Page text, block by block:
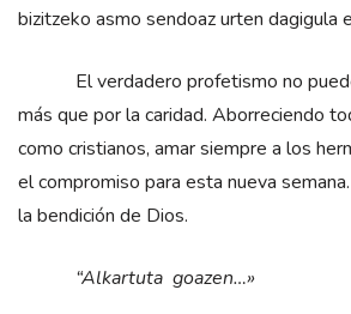
bizitzeko asmo sendoaz urten dagigula
El verdadero profetismo no
más que por la caridad. Aborreciendo
como cristianos, amar siempre a los
el compromiso para esta nueva
la bendición de Dios.
“Alkartuta goazen…»